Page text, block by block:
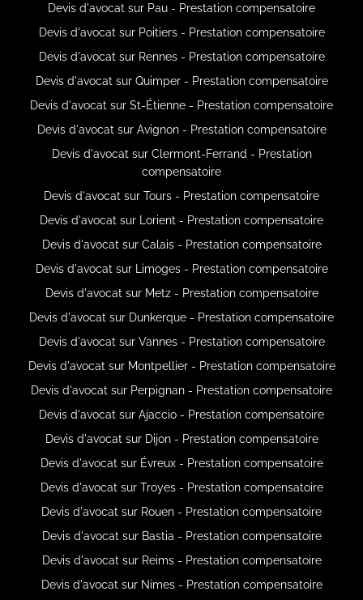
Devis d'avocat sur Pau - Prestation compensatoire
Devis d'avocat sur Poitiers - Prestation compensatoire
Devis d'avocat sur Rennes - Prestation compensatoire
Devis d'avocat sur Quimper - Prestation compensatoire
Devis d'avocat sur St-Étienne - Prestation compensatoire
Devis d'avocat sur Avignon - Prestation compensatoire
Devis d'avocat sur Clermont-Ferrand - Prestation
compensatoire
Devis d'avocat sur Tours - Prestation compensatoire
Devis d'avocat sur Lorient - Prestation compensatoire
Devis d'avocat sur Calais - Prestation compensatoire
Devis d'avocat sur Limoges - Prestation compensatoire
Devis d'avocat sur Metz - Prestation compensatoire
Devis d'avocat sur Dunkerque - Prestation compensatoire
Devis d'avocat sur Vannes - Prestation compensatoire
Devis d'avocat sur Montpellier - Prestation compensatoire
Devis d'avocat sur Perpignan - Prestation compensatoire
Devis d'avocat sur Ajaccio - Prestation compensatoire
Devis d'avocat sur Dijon - Prestation compensatoire
Devis d'avocat sur Évreux - Prestation compensatoire
Devis d'avocat sur Troyes - Prestation compensatoire
Devis d'avocat sur Rouen - Prestation compensatoire
Devis d'avocat sur Bastia - Prestation compensatoire
Devis d'avocat sur Reims - Prestation compensatoire
Devis d'avocat sur Nimes - Prestation compensatoire